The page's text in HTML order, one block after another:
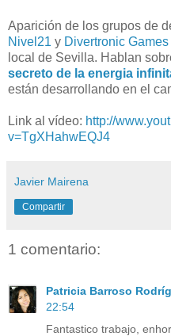
Aparición de los grupos de
Nivel21 y Divertronic Games
local de Sevilla. Hablan
secreto de la energia
están desarrollando en el
Link al vídeo: http://
v=TgXHahwEQJ4
Javier Mairena
Compartir
1 comentario:
Patricia Barroso
22:54
Fantastico trabajo,